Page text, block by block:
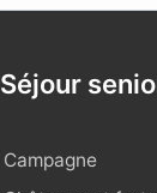
Séjour
Campagne